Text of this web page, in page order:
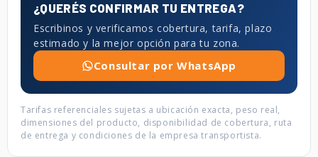
¿QUERÉS CONFIRMAR TU ENTREGA?
Escribinos y verificamos cobertura, tarifa, plazo
estimado y la mejor opción para tu zona.
Consultar por WhatsApp
Tarifas referenciales sujetas a ubicación exacta, peso real,
dimensiones del producto, disponibilidad de cobertura, ruta
de entrega y condiciones de la empresa transportista.